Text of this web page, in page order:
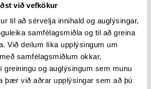
við vefkökur
til að sérvelja innihald og auglýsingar,
samfélagsmiðla og til að greina
Við deilum líka upplýsingum um
samfélagsmiðlum okkar,
greiningu og auglýsingum sem munu
þær við aðrar upplýsingar sem að þú
- tengivirki
Suðurland